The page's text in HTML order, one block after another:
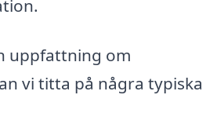
uppfattning om
vi titta på några typiska